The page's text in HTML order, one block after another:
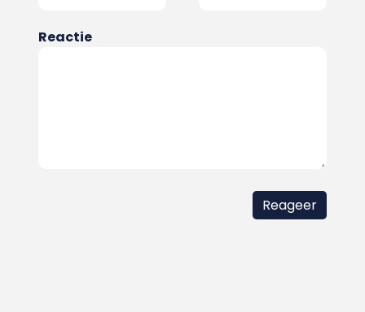
Reactie